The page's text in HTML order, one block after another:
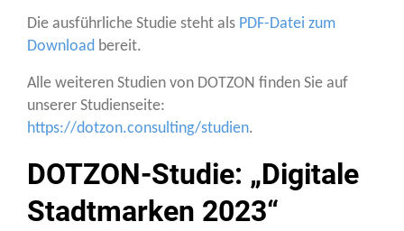
Die aus­führ­li­che Stu­die steht als PDF-Datei zum
Down­load bereit.
Alle wei­te­ren Stu­di­en von DOTZON fin­den Sie auf
unse­rer Stu­di­en­sei­te:
https://dotzon.consulting/studien.
DOTZON-Studie: „Digitale
Stadtmarken 2023“